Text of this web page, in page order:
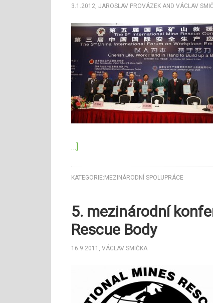
3.1.2012, JAROSLAV PROVÁZEK AND VÁCLAV
…]
KATEGORIE: MEZINÁRODNÍ SPOLUPRÁCE
5. mezinárodní
Rescue Body
16.9.2011 , VÁCLAV SMIČKA